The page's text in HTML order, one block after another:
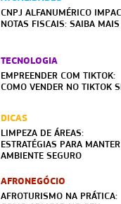
CNPJ ALFANUMÉRICO
NOTAS FISCAIS: SAIBA MAIS
TECNOLOGIA
EMPREENDER COM TIKTOK:
COMO VENDER NO TIKTOK
DICAS
LIMPEZA DE ÁREAS:
ESTRATÉGIAS PARA
AMBIENTE SEGURO
AFRONEGÓCIO
AFROTURISMO NA PRÁTICA: